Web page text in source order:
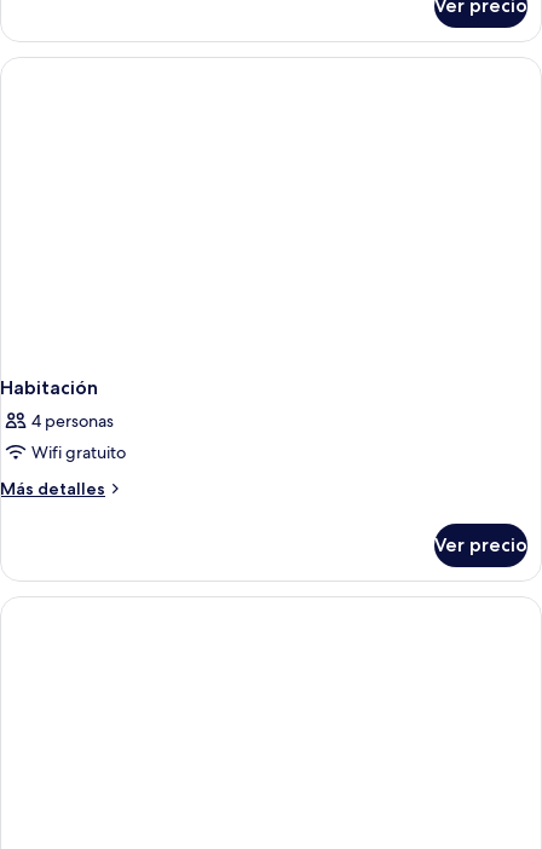
Ver precio
Habitación
4 personas
Wifi gratuito
Más detalles
Más
Ver precio